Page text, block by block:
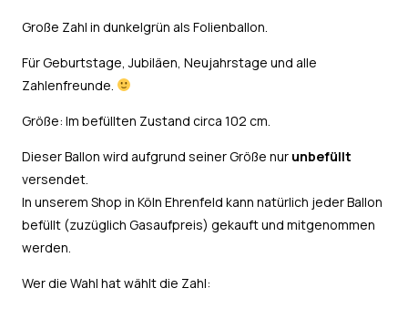
Große Zahl in dunkelgrün als Folienballon.
Für Geburtstage, Jubiläen, Neujahrstage und alle
Zahlenfreunde.
Größe: Im befüllten Zustand circa 102 cm.
Dieser Ballon wird aufgrund seiner Größe nur unbefüllt
versendet.
In unserem Shop in Köln Ehrenfeld kann natürlich jeder Ballon
befüllt (zuzüglich Gasaufpreis) gekauft und mitgenommen
werden.
Wer die Wahl hat wählt die Zahl: